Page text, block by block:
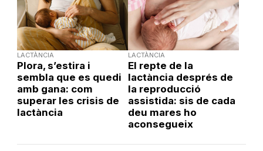
LACTÀNCIA
Plora, s’estira i
sembla que es quedi
amb gana: com
superar les crisis de
lactància
LACTÀNCIA
El repte de la
lactància després de
la reproducció
assistida: sis de cada
deu mares ho
aconsegueix